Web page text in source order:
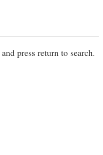
press return to search.